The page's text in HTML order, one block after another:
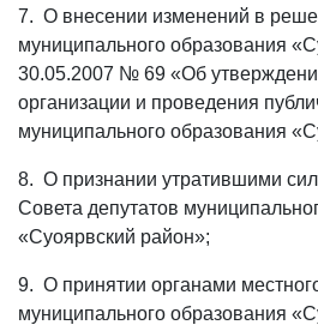
7. О внесении изменений в
муниципального образования
30.05.2007 № 69 «Об
организации и проведения
муниципального образования
8. О признании утратившими
Совета депутатов
«Суоярвский район»;
9. О принятии органами
муниципального образования